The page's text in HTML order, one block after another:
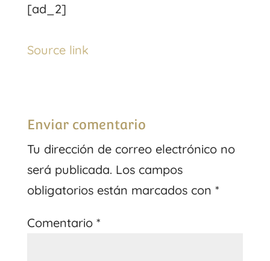
[ad_2]
Source link
Enviar comentario
Tu dirección de correo electrónico no
será publicada. Los campos
obligatorios están marcados con *
Comentario *